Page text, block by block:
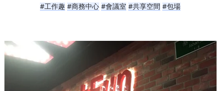
#工作趣 #商務中心 #會議室 #共享空間 #包場